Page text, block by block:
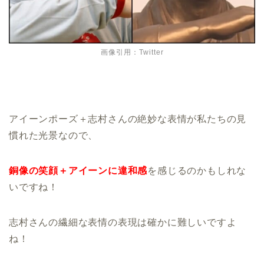
画像引用：Twitter
アイーンポーズ＋志村さんの絶妙な表情が私たちの見
慣れた光景なので、
銅像の笑顔＋アイーンに違和感を感じるのかもしれな
いですね！
志村さんの繊細な表情の表現は確かに難しいですよ
ね！